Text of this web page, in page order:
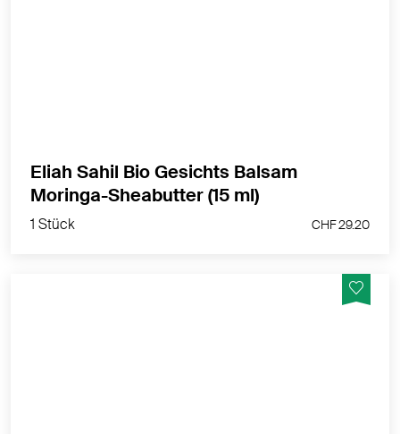
1 Stück
Eliah Sahil Bio Gesichts Balsam
Moringa-Sheabutter (15 ml)
1 Stück CHF 29.20